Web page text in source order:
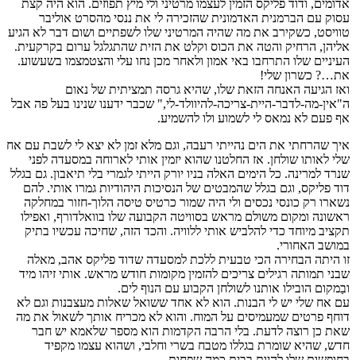
אדומים, ודוד פליקס הזמין לעצמו מרטיני ולי מיץ תפוזים. הוא היה קצת
עסוק עם הברמנית האדמונית שהזכירה לי את ננסי מהסרט אוליבר
טוויסט, כשקירב את מה שהיה המרטיני שלו לשפתיים ושום דבר לא הגיע
אליהן, הרחיק והטה את הכוס וקלט את הזית שהתגלגל ערום בקרקעית.
העיניים שלו התרחבו באי אמון ולאחר מכן נחו עלי והצטמצמו בשעשוע.
את…? כשרון שלי!
ואז הגיעה האנחה הזאת שלו, שהיא גרסה תמציתית של נאום
ה"אין-מה-לדבר-היית-צריכה-להיוולד-לי," שכבר ידענו שנינו בעל פה אבל
אף פעם לא נמאס לי לשמוע ולו להשמיע.
איך שהרחתי את הים נהייתי רעבה, וגם מלא זמן לא יצא לי לשבת עם אח
שלי לאותו שולחן. אז החלטנו שהוא יזמין אותי לארוחה במסעדה לפני
שנרד למרינה. כל הימים האלה בניו יורק הייתי לגמרי בלי תיאבון. גם בגלל
דוד פליקס, וגם בגלל שהמבטים של הנסיכות היהודיות גמרו אותי. להם
נשארו רק כונסי נכסים ולי היה שמור כרטיס טיסה הלוך-חזור במחלקה
ראשונה ומקום משולם מראש בסוויטה הקבועה שלו בוואלדורף, ואפילו
תקציב מיוחד כדי להלביש אותי ללוויה. והכד הזה, שחיכה עכשיו בתיק
במושב האחורי.
זו היתה הבחירה הכי טבעית ללכת למסעדה שדוד פליקס אהב, מאלה
שבני תמותה רגילים צריכים להזמין מקומות חודש מראש. אותי זיהו מיד
ובַמקום הובילו אותנו לשולחן הקבוע עם הנוף לים.
עם אח שלי יש לי הבנות. הוא לא אחד ששואל שאלות מעצבנות וגם לא
דוחף פרטים שמעמיסים על המוח. והוא לא מכריח אותך לשאול את מה
שאת כן רוצה לדעת. בלי הרבה הקדמות הוא מספר שלאמא יש חבר
חדש, שהיא שומרת בגללו מטבח בשרי וחלבי, ושהוא עצמו מקפיד